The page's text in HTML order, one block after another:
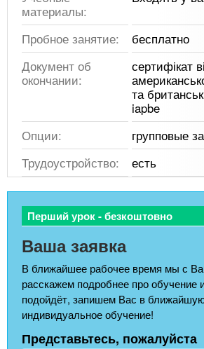
материалы:
Пробное занятие:
бесплатно
Документ об
окончании:
сертифікат
та
iapbe
Опции:
групповые
Трудоустройство:
есть
Перший урок - безкоштовно
Ваша заявка
В ближайшее рабочее время мы с
расскажем подробнее про обучение
подойдёт, запишем Вас в
индивидуальное обучение!
Представьтесь, пожалуйста